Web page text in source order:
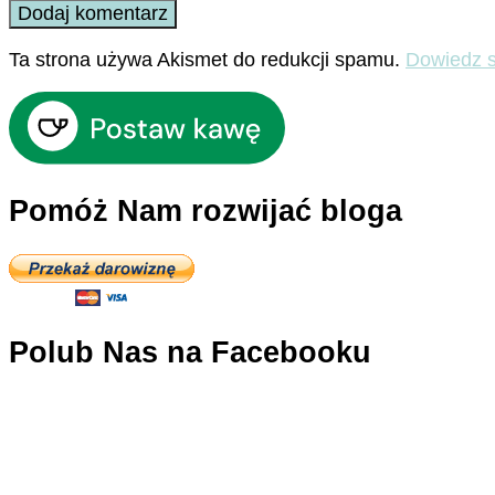
Ta strona używa Akismet do redukcji spamu. Dowiedz
Pomóż Nam rozwijać bloga
Polub Nas na Facebooku